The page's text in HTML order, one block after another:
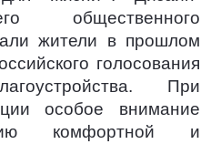
общественного
жители в прошлом
голосования
При
особое внимание
комфортной и